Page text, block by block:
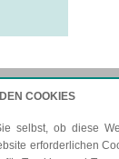
COOKIES
selbst, ob diese
erforderlichen